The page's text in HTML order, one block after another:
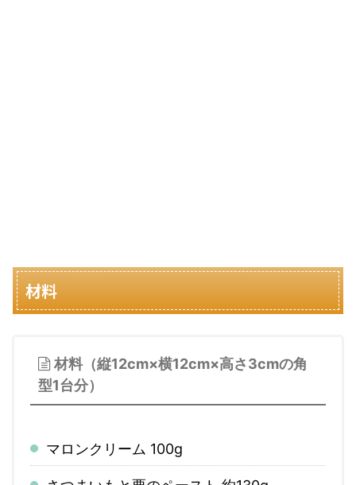
材料
材料（縦12cm×横12cm×高さ3cmの角
型1台分）
マロンクリーム 100g